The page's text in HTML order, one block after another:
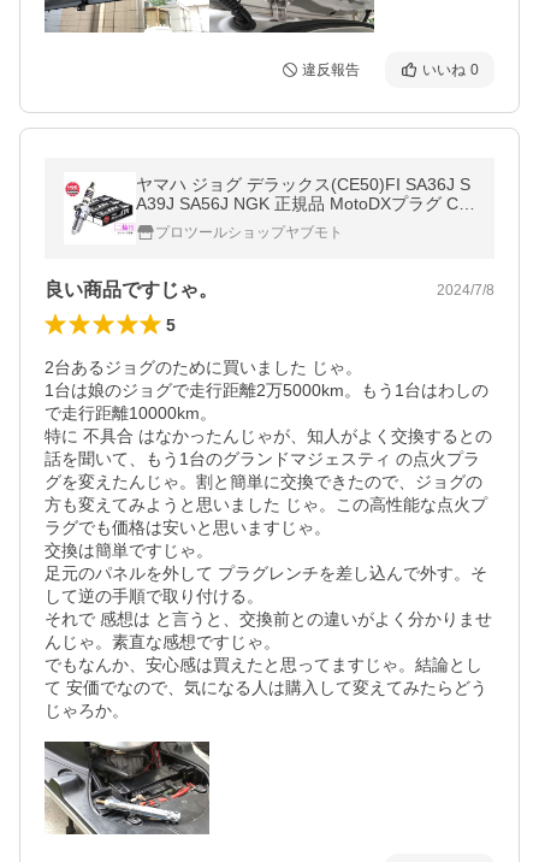
違反報告 いいね 0
ヤマハ ジョグ デラックス(CE50)FI SA36J S
A39J SA56J NGK 正規品 MotoDXプラグ CR
7EDX-S 95649 1本 日本特殊陶業 メール便
送料無料
プロツールショップヤブモト
良い商品ですじゃ。 2024/7/8
5
2台あるジョグのために買いました じゃ。
1台は娘のジョグで走行距離2万5000km。もう1台はわしの
で走行距離10000km。
特に 不具合 はなかったんじゃが、知人がよく交換するとの
話を聞いて、もう1台のグランドマジェスティ の点火プラ
グを変えたんじゃ。割と簡単に交換できたので、ジョグの
方も変えてみようと思いました じゃ。この高性能な点火プ
ラグでも価格は安いと思いますじゃ。
交換は簡単ですじゃ。
足元のパネルを外して プラグレンチを差し込んで外す。そ
して逆の手順で取り付ける。
それで 感想は と言うと、交換前との違いがよく分かりませ
んじゃ。素直な感想ですじゃ。
でもなんか、安心感は買えたと思ってますじゃ。結論とし
て 安価でなので、気になる人は購入して変えてみたらどう